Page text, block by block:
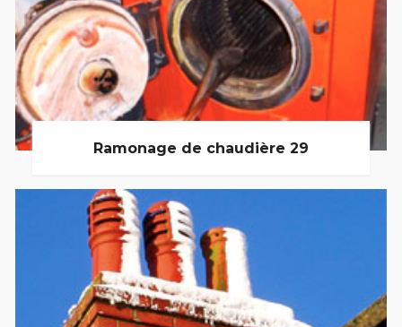
Ramonage de chaudière 29